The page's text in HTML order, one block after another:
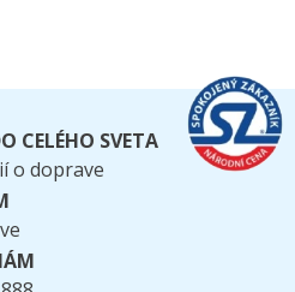
CELÉHO SVETA
o doprave